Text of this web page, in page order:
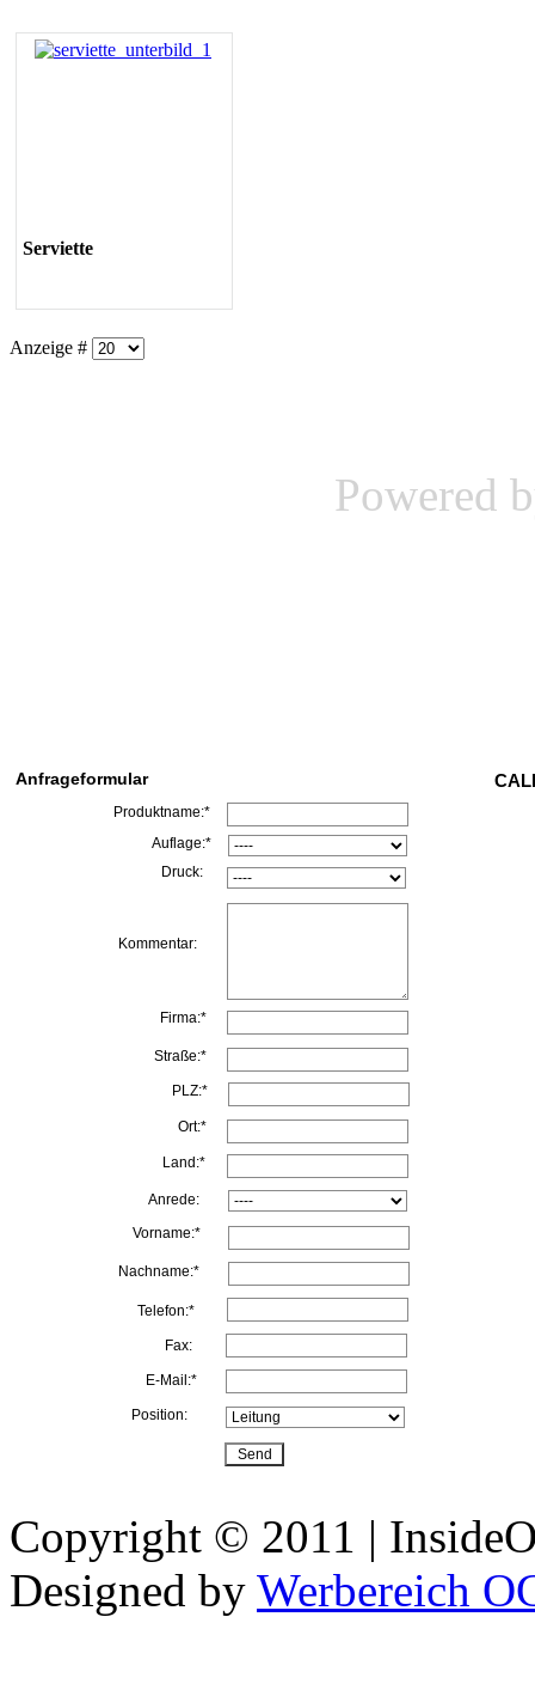
Serviette
Anzeige #
Powered
Auflage:*
Druck:
Kommentar:
Firma:*
Straße:*
PLZ:*
Ort:*
Land:*
Vorname:*
Anrede:
Telefon:*
E-Mail:*
Fax:
Position:
Nachname:*
Produktname:*
Anfrageformular
Copyright © 2011 |
Designed by Werbereich